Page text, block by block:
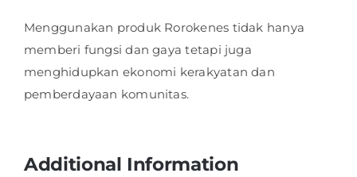
Menggunakan produk Rorokenes tidak hanya
memberi fungsi dan gaya tetapi juga
menghidupkan ekonomi kerakyatan dan
pemberdayaan komunitas.
Additional Information